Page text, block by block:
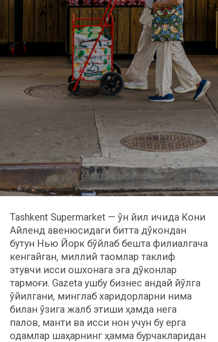
Tashkent Supermarket — ўн йил ичида Кони
Айленд авенюсидаги битта дўкондан
бутун Нью Йорк бўйлаб бешта филиалгача
кенгайган, миллий таомлар таклиф
этувчи иссиқ ошхонага эга дўконлар
тармоғи. Gazeta ушбу бизнес қандай йўлга
қўйилгани, минглаб харидорларни нима
билан ўзига жалб этиши ҳамда нега
палов, манти ва иссиқ нон учун бу ерга
одамлар шаҳарнинг ҳамма бурчакларидан